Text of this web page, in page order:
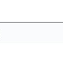
obligatoire